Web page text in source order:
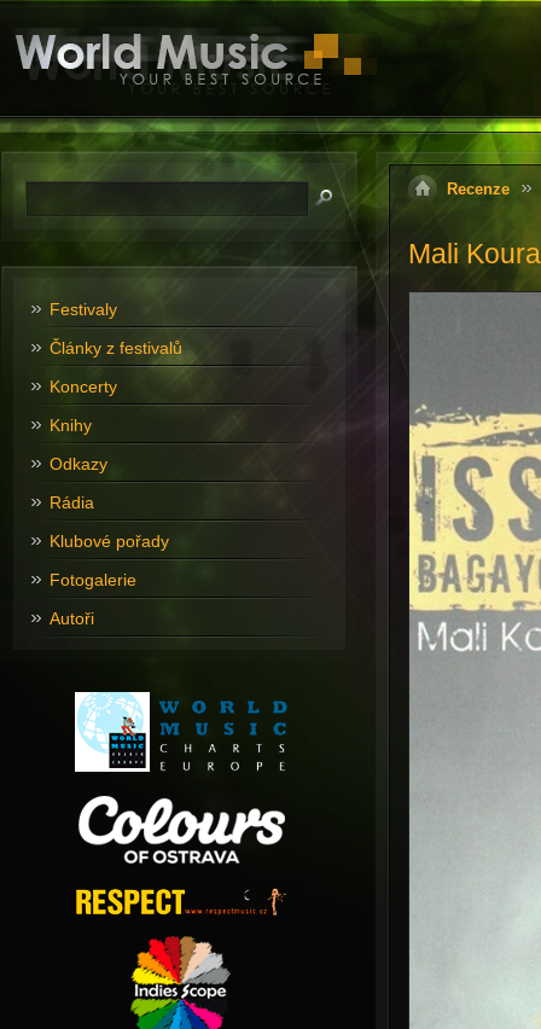
Recenze
Mali
Festivaly
Články z festivalů
Koncerty
Knihy
Odkazy
Rádia
Klubové pořady
Fotogalerie
Autoři